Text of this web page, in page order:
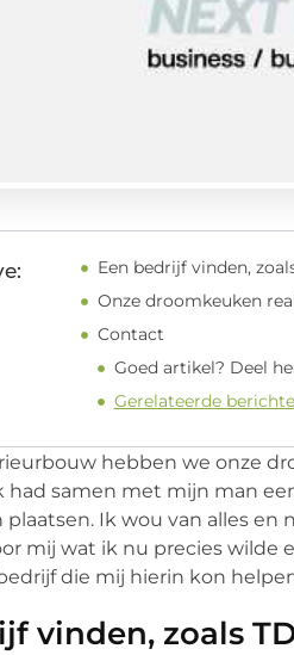
Een bedrijf vinden,
Onze droomkeuken
Contact
Goed artikel? Deel
Gerelateerde
hebben we onze
had samen met mijn man
Ik wou van alles
mij wat ik nu precies wilde
die mij hierin kon
vinden, zoals